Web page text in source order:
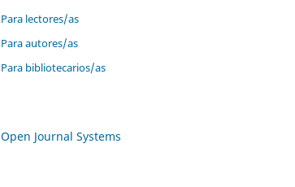
Para lectores/as
Para autores/as
Para bibliotecarios/as
Open Journal Systems